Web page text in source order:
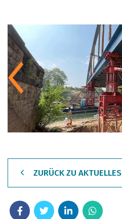
ZURÜCK ZU AKTUELLES